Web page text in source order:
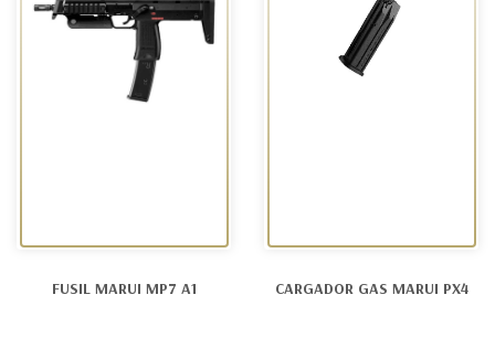
FUSIL MARUI MP7 A1 CARGADOR GAS MARUI PX4